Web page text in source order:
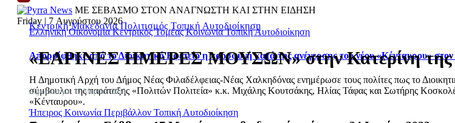
ΜΕ ΣΕΒΑΣΜΟ ΣΤΟΝ ΑΝΑΓΝΩΣΤΗ ΚΑΙ ΣΤΗΝ ΕΙΔΗΣΗ
Friday | 7 Αυγούστου 2026
Ελληνική ΟικονομίαΚεντρικός ΤομέαςΚοινωνίαΤοπική Αυτοδιοίκηση
Απορρίφθηκε από το Διοικητικό Εφετείο η προσφυγή κατά της ανέγερσης του νέου «Κένταυρου»
Η Δημοτική Αρχή του Δήμος Νέας Φιλαδέλφειας-Νέας Χαλκηδόνας ενημέρωσε τους πολίτες πως το
σύμβουλοι της παράταξης «Πολιτών Πολιτεία» κ.κ. Μιχάλης Κουτσάκης, Ηλίας Τάφας και Σωτήρης
«Κένταυρου».
Ήπειρος Κοινωνία Περιβάλλον Τοπική Αυτοδιοίκηση
Κεντρική ΜακεδονίαΠολιτισμός Τοπική Αυτοδιοίκηση
«ΕΑΡΙΝΕΣ ΗΜΕΡΕΣ ΜΟΥΣΩΝ» στην Κατερίνη της
Δημοσιεύτηκε: 17 Μαρτίου 2023